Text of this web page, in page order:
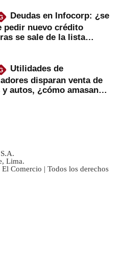
Deudas en Infocorp: ¿se
pedir nuevo crédito
se sale de la lista
Utilidades de
disparan venta de
y autos, ¿cómo amasan
Lima.
Comercio | Todos los derechos